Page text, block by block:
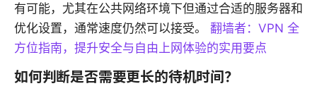
有可能，尤其在公共网络环境下但通过合适的服务器和
优化设置，通常速度仍然可以接受。 翻墙者：VPN 全
方位指南，提升安全与自由上网体验的实用要点
如何判断是否需要更长的待机时间？